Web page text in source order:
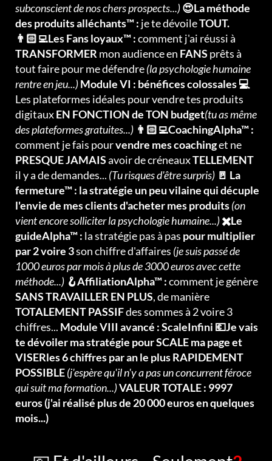
subconscient de nos chers prospects...)😍La méthode
des produits alléchants™ : je te dévoileTOUT.
👨🏻‍💻Les Fans loyaux™ :comment j'ai réussi à
TRANSFORMER mon audience en FANS prêts à
tout faire pour me défendre(la psychologie humaine
rentre en jeu...)Module VI : bénéfices colossales 💻
Les plateformes idéales pour vendre tes produits
digitauxEN FONCTION de TON budget(tu as même
des plateformes gratuites...) 👨🏻‍💻CoachingAlpha™ :
comment je fais pourvendre mes coachinget ne
PRESQUE JAMAISavoir de créneauxTELLEMENT
il y a de demandes... (Tu risques d'être surpris) 🚪 La
fermeture™ : la stratégie un peu vilaine qui décuple
l'envie de mes clients d'acheter mes produits(on
vient encore solliciter la psychologie humaine...)✖️Le
guideAlpha™ : la stratégie pas à pas pour multiplier
par 2 voire 3son chiffre d'affaires (je suis passé de
1000 euros par mois à plus de 3000 euros avec cette
méthode...) 🪝AffiliationAlpha™ :comment je génère
SANS TRAVAILLER EN PLUS, de manière
TOTALEMENT PASSIFdes sommes à 2 voire 3
chiffres... Module VIII avancé : ScaleInfini 💶Je vais
te dévoiler ma stratégie pour SCALE ma page et
VISERles 6 chiffres par an le plus RAPIDEMENT
POSSIBLE(j'espère qu'il n'y a pas un concurrent féroce
qui suit ma formation...)VALEUR TOTALE : 9997
euros (j'ai réalisé plus de 20 000 euros en quelques
mois...)